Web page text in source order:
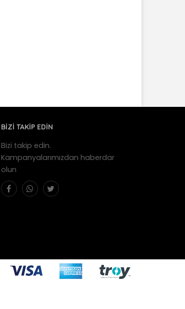
BİZİ TAKİP EDİN
Bizi takip edin.
Kampanyalarımızdan haberdar
olun